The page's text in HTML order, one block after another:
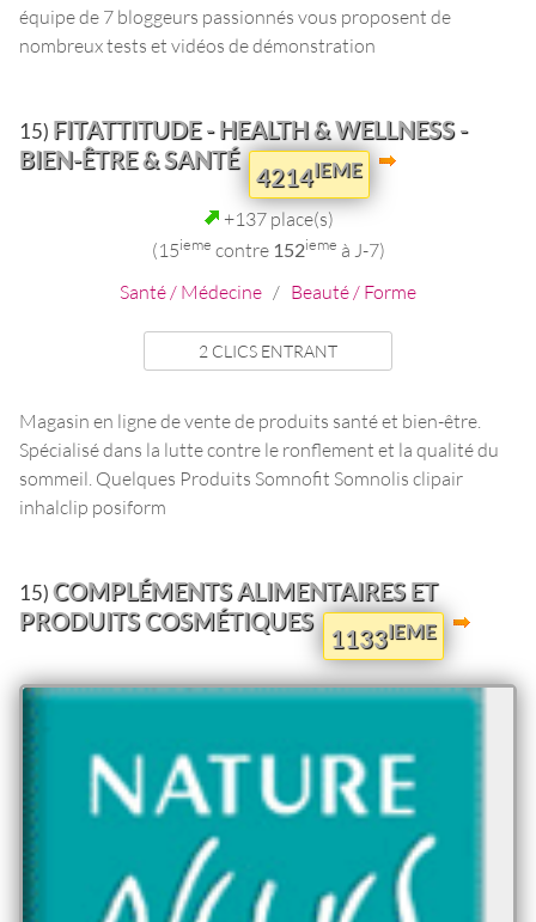
équipe de 7 bloggeurs passionnés vous proposent de
nombreux tests et vidéos de démonstration
15) FITATTITUDE - HEALTH & WELLNESS -
BIEN-ÊTRE & SANTÉ
4214IEME
+137 place(s)
(15ieme contre 152ieme à J-7)
Santé / Médecine / Beauté / Forme
2 CLICS ENTRANT
Magasin en ligne de vente de produits santé et bien-être.
Spécialisé dans la lutte contre le ronflement et la qualité du
sommeil. Quelques Produits Somnofit Somnolis clipair
inhalclip posiform
15)COMPLÉMENTS ALIMENTAIRES ET
PRODUITS COSMÉTIQUES
1133IEME